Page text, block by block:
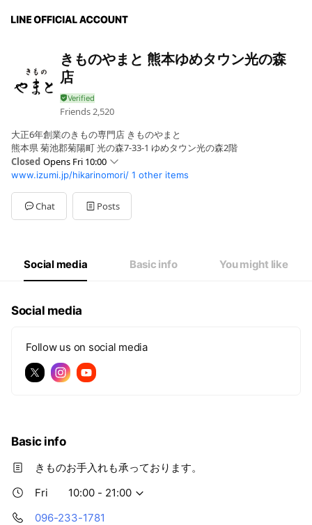
きものやまと 熊本ゆめタウン光の森
店
Friends2,520
大正6年創業のきもの専門店 きものやまと
熊本県 菊池郡菊陽町 光の森7-33-1 ゆめタウン光の森2階
Closed Opens Fri 10:00
Sun10:00 - 21:00
Mon10:00 - 21:00
Tue10:00 - 21:00
Wed10:00 - 21:00
10:00 - 21:00
www.izumi.jp/hikarinomori/ 1 other items
Chat Posts
Social media Basic info You might like
Social media
Follow us on social media
Basic info
きものお手入れも承っております。
Fri
10:00 - 21:00
096-233-1781